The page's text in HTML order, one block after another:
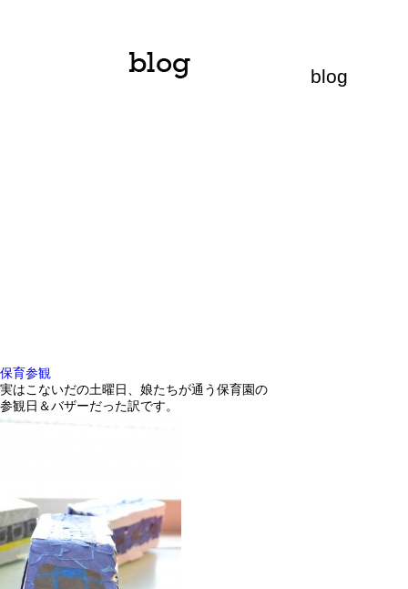
blog
保育参観
実はこないだの土曜日、娘たちが通う保育園の
参観日＆バザーだった訳です。